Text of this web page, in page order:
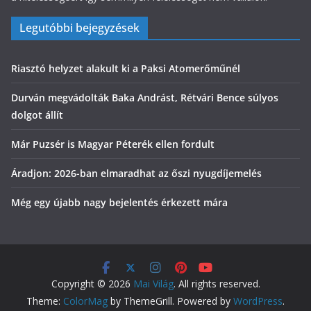
Legutóbbi bejegyzések
Riasztó helyzet alakult ki a Paksi Atomerőműnél
Durván megvádolták Baka Andrást, Rétvári Bence súlyos
dolgot állít
Már Puzsér is Magyar Péterék ellen fordult
Áradjon: 2026-ban elmaradhat az őszi nyugdíjemelés
Még egy újabb nagy bejelentés érkezett mára
Copyright © 2026 Mai Világ. All rights reserved.
Theme: ColorMag by ThemeGrill. Powered by WordPress.